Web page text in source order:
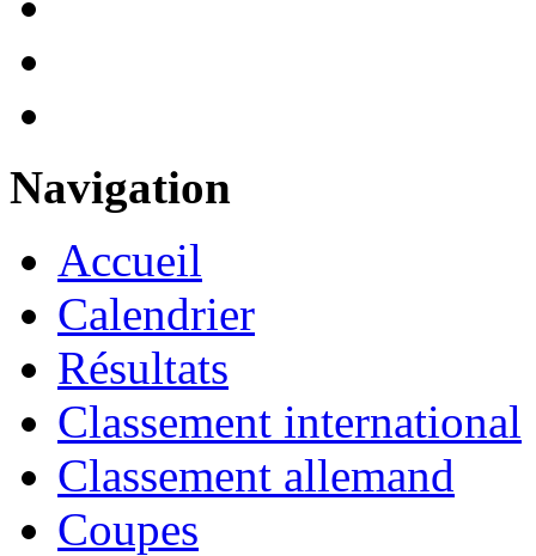
Navigation
Accueil
Calendrier
Résultats
Classement international
Classement allemand
Coupes